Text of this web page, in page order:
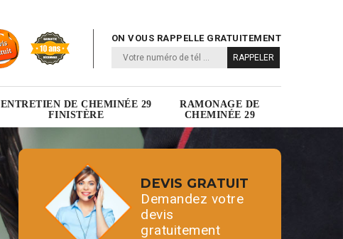
ON VOUS RAPPELLE GRATUITEMENT
ENTRETIEN DE CHEMINÉE 29
FINISTÈRE
RAMONAGE DE
CHEMINÉE 29
DEVIS GRATUIT
Demandez votre
devis
gratuitement